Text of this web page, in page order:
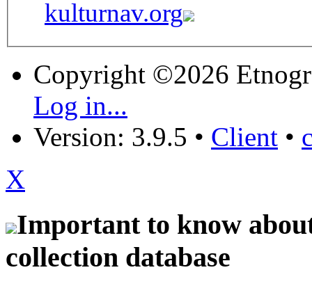
kulturnav.org
Copyright ©2026
Log in...
Version: 3.9.5 • Client •
X
Important to know
collection database